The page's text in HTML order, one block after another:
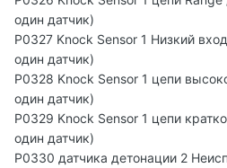
один датчик)
P0327 Knock Sensor 1 Низкий
один датчик)
P0328 Knock Sensor 1 цепи
один датчик)
P0329 Knock Sensor 1 цепи
один датчик)
P0330 датчика детонации 2